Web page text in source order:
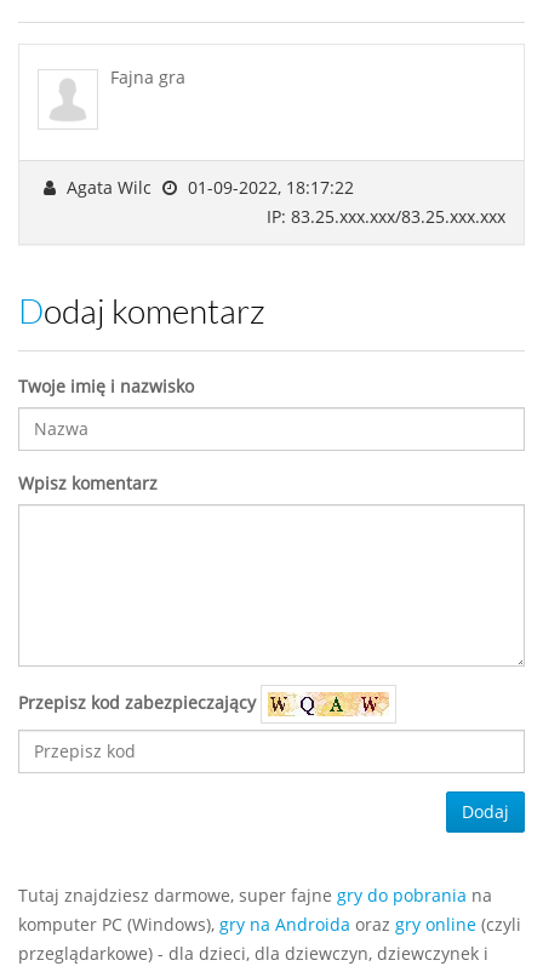
Fajna gra
Agata Wilc
01-09-2022, 18:17:22
IP: 83.25.xxx.xxx/83.25.xxx.xxx
Dodaj komentarz
Twoje imię i nazwisko
Wpisz komentarz
Przepisz kod zabezpieczający
Dodaj
Tutaj znajdziesz darmowe, super fajne gry do pobrania na
komputer PC (Windows), gry na Androida oraz gry online (czyli
przeglądarkowe) - dla dzieci, dla dziewczyn, dziewczynek i